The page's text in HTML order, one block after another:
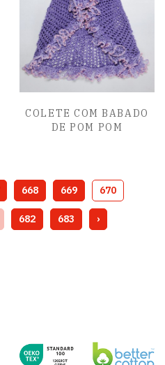
COLETE COM BABADO
DE POM POM
668 669 670
682 683 ›